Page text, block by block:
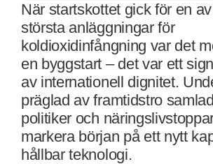
När startskottet gick för en
största anläggningar för
koldioxidinfångning var det
en byggstart – det var ett
av internationell dignitet.
präglad av framtidstro
politiker och
markera början på ett nytt
hållbar teknologi.